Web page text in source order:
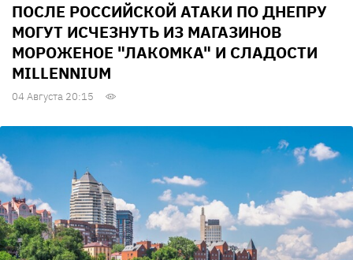
ПОСЛЕ РОССИЙСКОЙ АТАКИ ПО ДНЕПРУ
МОГУТ ИСЧЕЗНУТЬ ИЗ МАГАЗИНОВ
МОРОЖЕНОЕ "ЛАКОМКА" И СЛАДОСТИ
MILLENNIUM
04 Августа 20:15